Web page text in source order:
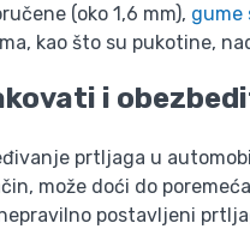
(oko 1,6 mm), gume
kao što su pukotine,
i
prtljaga u
može doći do
postavljeni